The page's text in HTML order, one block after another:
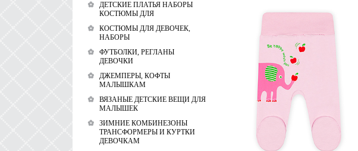
ДЕТСКИЕ ПЛАТЬЯ НАБОРЫ
КОСТЮМЫ ДЛЯ
КОСТЮМЫ ДЛЯ ДЕВОЧЕК,
НАБОРЫ
ФУТБОЛКИ, РЕГЛАНЫ
ДЕВОЧКИ
ДЖЕМПЕРЫ, КОФТЫ
МАЛЫШКАМ
ВЯЗАНЫЕ ДЕТСКИЕ ВЕЩИ ДЛЯ
МАЛЫШЕК
ЗИМНИЕ КОМБИНЕЗОНЫ
ТРАНСФОРМЕРЫ И КУРТКИ
ДЕВОЧКАМ